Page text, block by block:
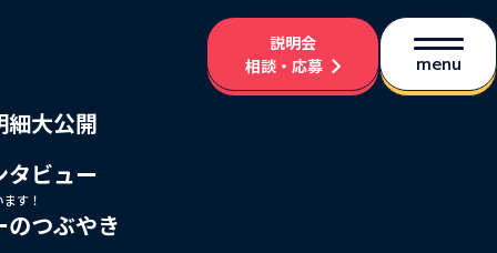
説明会
相談・応募
menu
細大公開
タビュー
す！
つぶやき